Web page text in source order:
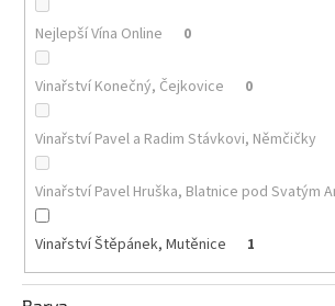
Akční
nabídka
Poslední
láhve
skladem
Cuvée
vína
Klarety
Vína
Nejlepší Vína Online 0
Vinařství Konečný, Čejkovice 0
Vinařství Pavel a Radim Stávkovi, Němčičky
Vinařství Pavel Hruška, Blatnice pod Svatým
Vinařství Štěpánek, Mutěnice 1